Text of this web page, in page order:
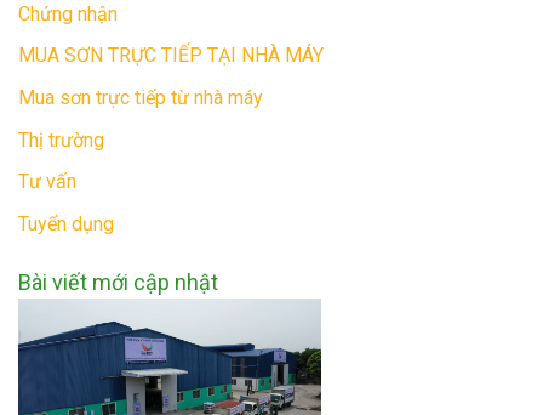
Chứng nhận
MUA SƠN TRỰC TIẾP TẠI NHÀ MÁY
Mua sơn trực tiếp từ nhà máy
Thị trường
Tư vấn
Tuyển dụng
Bài viết mới cập nhật